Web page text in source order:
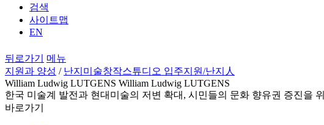
검색
사이트맵
EN
뒤로가기
메뉴
지원과 양성 / 난지미술창작스튜디오 입주지원/난지人
William Ludwig LUTGENS William Ludwig LUTGENS
한국 미술계 발전과 현대미술의 저변 확대, 시민들의 문화 향유권 증진을
바로가기